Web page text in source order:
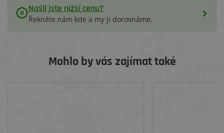
Našli jste nižší cenu?
Řekněte nám kde a my ji dorovnáme.
Mohlo by vás zajímat také